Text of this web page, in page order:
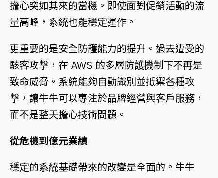
擔心突如其來的當機。即使面對促銷活動的流
量高峰，系統也能穩定運作。
更重要的是安全防護能力的提升。過去遭受的
駭客攻擊，在 AWS 的多層防護機制下不再是
致命威脅。系統能夠自動識別並抵禦各種攻
擊，讓牛牛可以專注於品牌經營與客戶服務，
而不是整天擔心技術問題。
從危機到億元業績
穩定的系統基礎帶來的改變是全面的。牛牛